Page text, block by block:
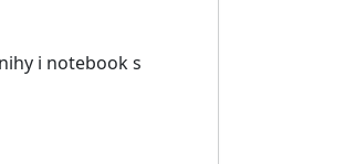
i notebook s